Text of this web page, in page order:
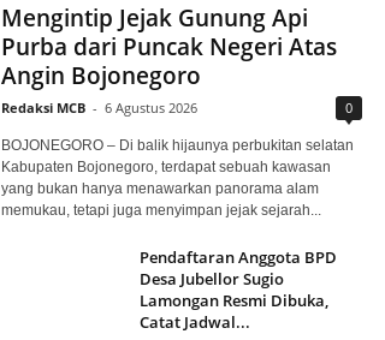
Mengintip Jejak Gunung Api
Purba dari Puncak Negeri Atas
Angin Bojonegoro
Redaksi MCB - 6 Agustus 2026 0
BOJONEGORO – Di balik hijaunya perbukitan selatan
Kabupaten Bojonegoro, terdapat sebuah kawasan
yang bukan hanya menawarkan panorama alam
memukau, tetapi juga menyimpan jejak sejarah...
Pendaftaran Anggota BPD
Desa Jubellor Sugio
Lamongan Resmi Dibuka,
Catat Jadwal...